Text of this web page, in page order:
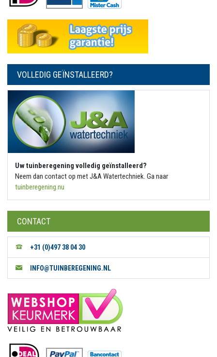
VOLLEDIG GEÏNSTALLEERD?
Uw tuinberegening volledig geïnstalleerd?
Neem dan contact op met J&A Watertechniek. Ga naar
tuinberegening.nu
CONTACT
+31 (0)497 38 04 30
INFO@TUINBEREGENING.NL